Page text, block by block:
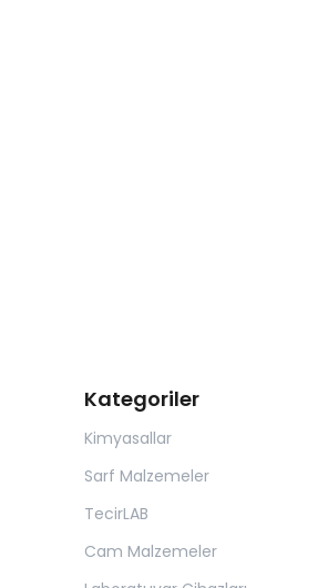
Kategoriler
Kimyasallar
Sarf Malzemeler
TecirLAB
Cam Malzemeler